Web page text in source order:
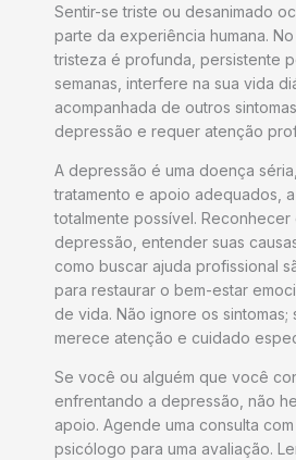
Sentir-se triste ou desanimado
parte da experiência humana.
tristeza é profunda, persistente
semanas, interfere na sua vida
acompanhada de outros
depressão e requer atenção
A depressão é uma doença
tratamento e apoio adequados,
totalmente possível. Reconhecer
depressão, entender suas
como buscar ajuda profissional
para restaurar o bem-estar
de vida. Não ignore os sintomas;
merece atenção e cuidado
Se você ou alguém que você
enfrentando a depressão, não
apoio. Agende uma consulta
psicólogo para uma avaliação.